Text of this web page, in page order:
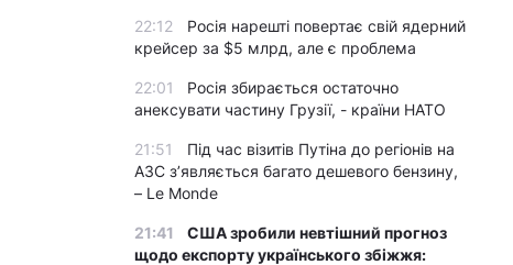
22:12
Росія нарешті повертає свій ядерний
крейсер за $5 млрд, але є проблема
22:01
Росія збирається остаточно
анексувати частину Грузії, - країни НАТО
21:51
Під час візитів Путіна до регіонів на
АЗС з’являється багато дешевого бензину,
– Le Monde
21:41
США зробили невтішний прогноз
щодо експорту українського збіжжя: